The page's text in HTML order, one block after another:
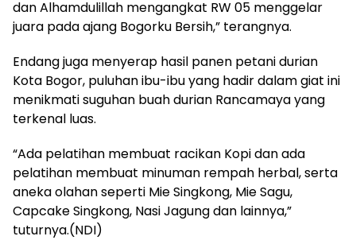
dan Alhamdulillah mengangkat RW 05 menggelar
juara pada ajang Bogorku Bersih,” terangnya.
Endang juga menyerap hasil panen petani durian
Kota Bogor, puluhan ibu-ibu yang hadir dalam giat ini
menikmati suguhan buah durian Rancamaya yang
terkenal luas.
“Ada pelatihan membuat racikan Kopi dan ada
pelatihan membuat minuman rempah herbal, serta
aneka olahan seperti Mie Singkong, Mie Sagu,
Capcake Singkong, Nasi Jagung dan lainnya,”
tuturnya.(NDI)